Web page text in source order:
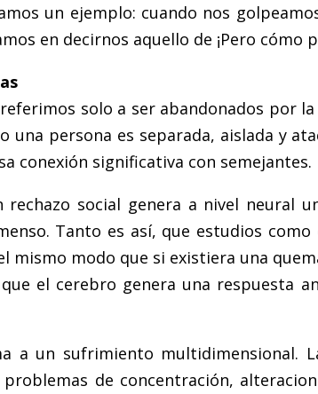
un ejemplo: cuando nos
en decirnos aquello de ¡Pero cómo
solo a ser abandonados por
una persona es separada, aislada y
conexión significativa con semejantes.
social genera a nivel neural
Tanto es así, que estudios
mismo modo que si existiera una
el cerebro genera una respuesta
a un sufrimiento multidimensional.
de concentración,